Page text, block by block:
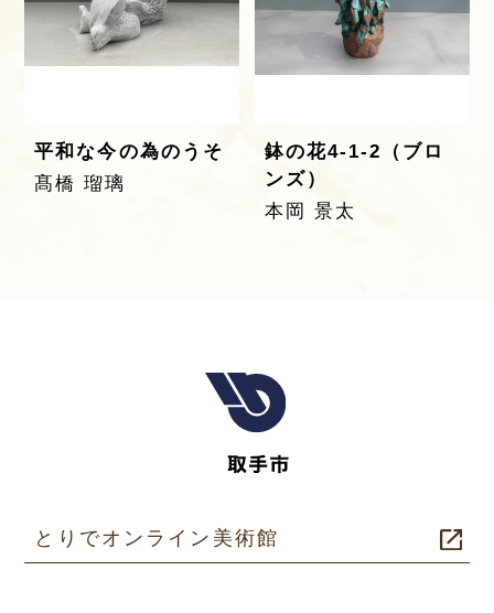
平和な今の為のうそ
髙橋 瑠璃
鉢の花4-1-2（ブロ
ンズ）
本岡 景太
とりでオンライン美術館